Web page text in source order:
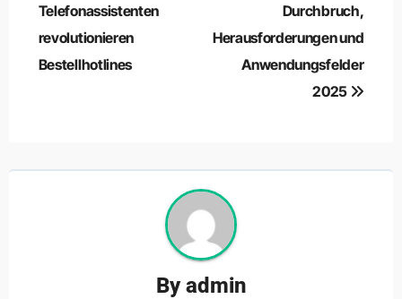
Telefonassistenten
revolutionieren
Bestellhotlines
Durchbruch,
Herausforderungen und
Anwendungsfelder
2025
Byadmin